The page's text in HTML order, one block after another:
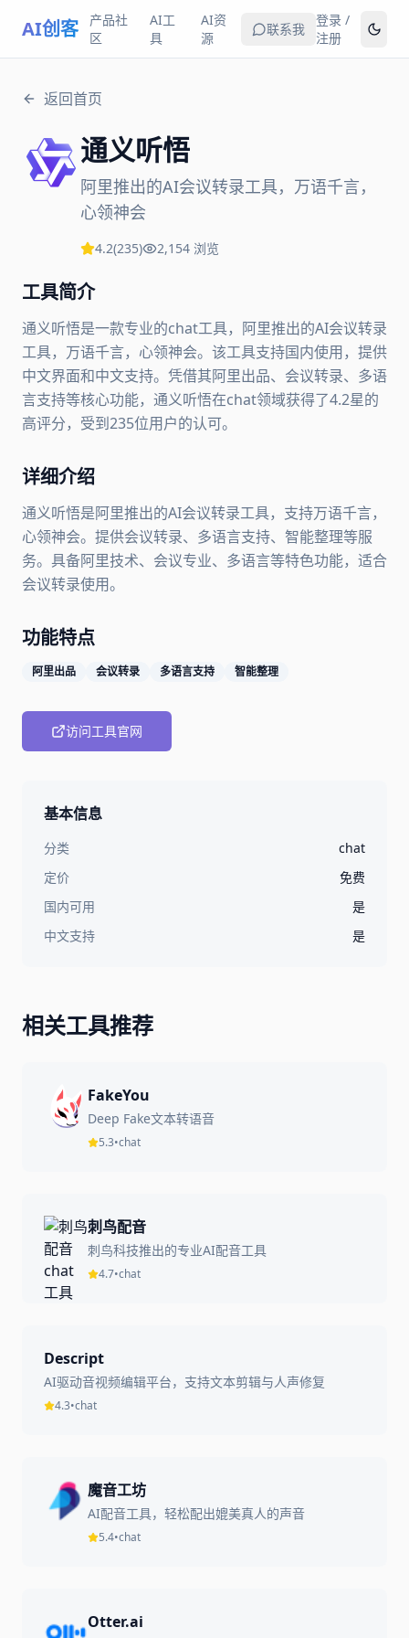
AI创客
产品社
区
AI工
具
AI资
源
联系我
登录 /
注册
返回首页
通义听悟
阿里推出的AI会议转录工具，万语千言，
心领神会
4.2(235) 2,154 浏览
工具简介
通义听悟是一款专业的chat工具，阿里推出的AI会议转录
工具，万语千言，心领神会。该工具支持国内使用，提供
中文界面和中文支持。凭借其阿里出品、会议转录、多语
言支持等核心功能，通义听悟在chat领域获得了4.2星的
高评分，受到235位用户的认可。
详细介绍
通义听悟是阿里推出的AI会议转录工具，支持万语千言，
心领神会。提供会议转录、多语言支持、智能整理等服
务。具备阿里技术、会议专业、多语言等特色功能，适合
会议转录使用。
功能特点
阿里出品 会议转录 多语言支持 智能整理
访问工具官网
基本信息
分类
chat
定价
免费
国内可用
是
中文支持
是
相关工具推荐
FakeYou
Deep Fake文本转语音
5.3•chat
刺鸟配音
刺鸟科技推出的专业AI配音工具
4.7•chat
Descript
AI驱动音视频编辑平台，支持文本剪辑与人声修复
4.3•chat
魔音工坊
AI配音工具，轻松配出媲美真人的声音
5.4•chat
Otter.ai